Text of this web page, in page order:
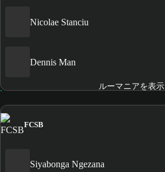
Nicolae Stanciu
Dennis Man
ルーマニアを表示
FCSB
Siyabonga Ngezana